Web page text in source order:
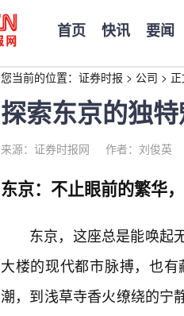
首页 快讯 要闻
您当前的位置： 证券时报 > 公司 >
探索东京的独
来源：证券时报网 作者：刘俊英
东京：不止眼前的繁华
东京，这座总是能唤起
大楼的现代都市脉搏，也
潮，到浅草寺香火缭绕的宁